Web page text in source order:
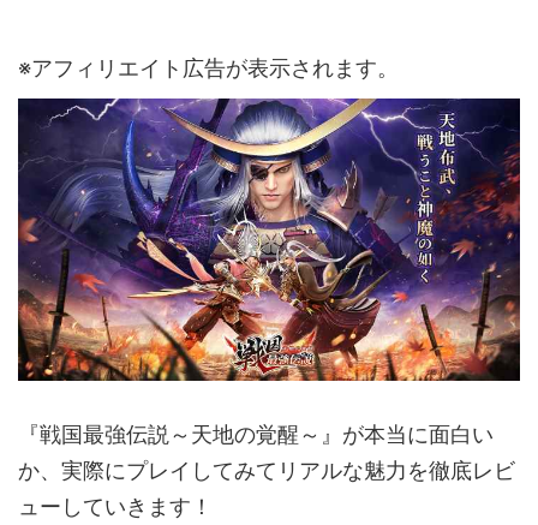
※アフィリエイト広告が表示されます。
『戦国最強伝説～天地の覚醒～』が本当に面白い
か、実際にプレイしてみてリアルな魅力を徹底レビ
ューしていきます！